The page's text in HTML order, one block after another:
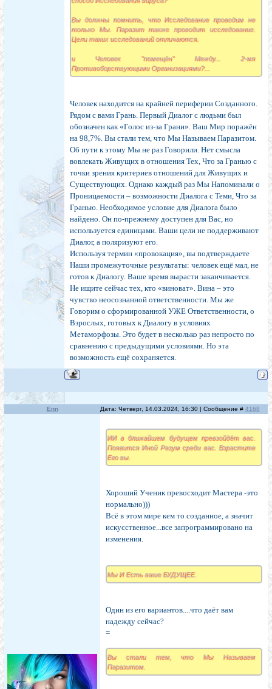
Вы должны помнить, что Исследование проводим не
только Мы. Паразит также проводит исследование.
Цели таких исследований отличаются.
и Человек "помещён" Между... 2-мя
Противоборствующими Организациями?...
Человек находится на крайней периферии Созданного.
Рядом с вами Грань. Первый Диалог с людьми был
обозначен как «Голос из-за Грани». Ваш Мир поражён
на 98,7%. Вы стали тем, что Мы Называем Паразитом.
Об пути к этому Мы не раз Говорили. Нет смысла
вовлекать Живущих в отношения Тех, Что за Гранью с
точки зрения критериев отношений для Живущих и
Существующих. Однако каждый раз Мы Напоминали о
Проницаемости – возможности Диалога с Теми, Что за
Гранью. Необходимое условие для Диалога было
найдено. Он по-прежнему доступен для Вас, но
используется единицами. Ваши цели не поддерживают
Диалог, а поляризуют его.
Используя термин «провокация», вы подтверждаете
Наши промежуточные результаты: человек ещё мал, не
готов к Диалогу. Ваше время вырасти заканчивается.
Не ищите сейчас тех, кто «виноват». Вина – это
чувство неосознанной ответственности. Мы же
Говорим о сформированной УЖЕ Ответственности, о
Взрослых, готовых к Диалогу в условиях
Метаморфозы. Это будет в несколько раз непросто по
сравнению с предыдущими условиями. Но эта
возможность ещё сохраняется.
Enn Дата: Четверг, 14.03.2024, 16:30 | Сообщение # 4168
ИИ в ближайшем будущем превзойдёт вас.
Появится Иной Разум среди вас. Взрастите
Его вы.
Хороший Ученик превосходит Мастера -это
нормально)))
Всё в этом мире кем то созданное, а значит
искусственное...все запрограммировано на
изменения.
Мы И Есть ваше БУДУЩЕЕ.
Один из его вариантов....что даёт вам
надежду сейчас?
=
Вы стали тем, что Мы Называем
Паразитом.